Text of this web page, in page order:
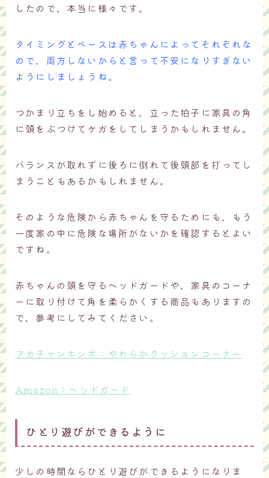
したので、本当に様々です。
タイミングとペースは赤ちゃんによってそれぞれな
ので、両方しないからと言って不安になりすぎない
ようにしましょうね。
つかまり立ちをし始めると、立った拍子に家具の角
に頭をぶつけてケガをしてしまうかもしれません。
バランスが取れずに後ろに倒れて後頭部を打ってし
まうこともあるかもしれません。
そのような危険から赤ちゃんを守るためにも、もう
一度家の中に危険な場所がないかを確認するとよい
ですね。
赤ちゃんの頭を守るヘッドガードや、家具のコーナ
ーに取り付けて角を柔らかくする商品もありますの
で、参考にしてみてください。
アカチャンホンポ：やわらかクッションコーナー
Amazon：ヘッドガード
ひとり遊びができるように
少しの時間ならひとり遊びができるようになりま